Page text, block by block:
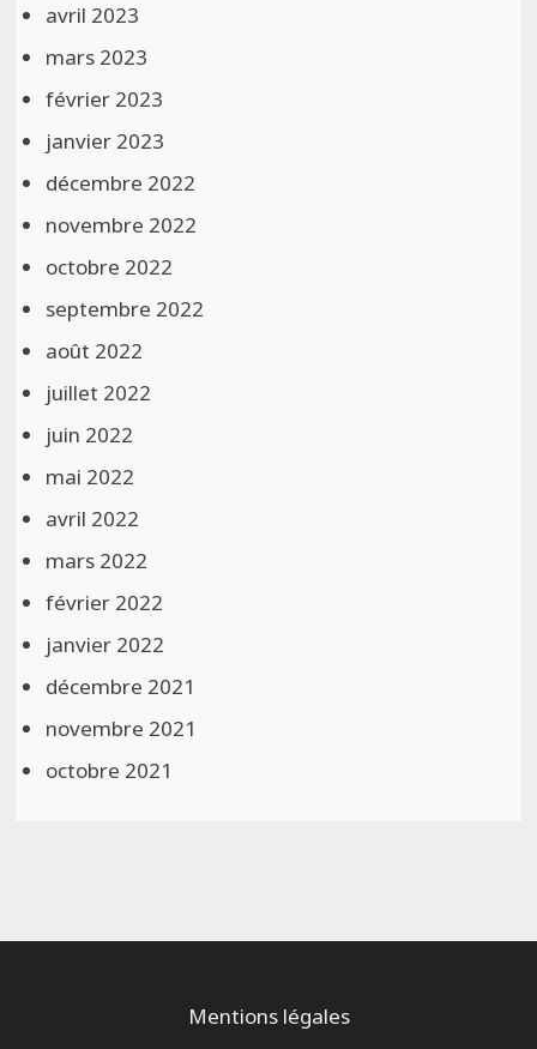
avril 2023
mars 2023
février 2023
janvier 2023
décembre 2022
novembre 2022
octobre 2022
septembre 2022
août 2022
juillet 2022
juin 2022
mai 2022
avril 2022
mars 2022
février 2022
janvier 2022
décembre 2021
novembre 2021
octobre 2021
Mentions légales